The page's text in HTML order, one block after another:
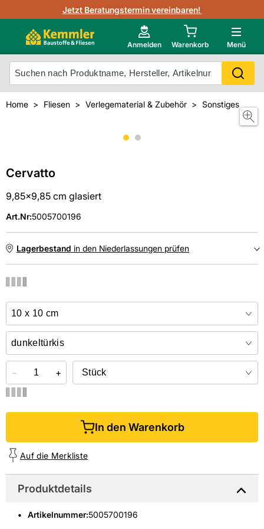
Jetzt Beratungstermin vereinbaren!
Anmelden Warenkorb Menü
3D-Raumvisualisierung
Kemmler-Partner
Ihr Fliesentyp
Fliesen-Kemmler AR-App
Highlight des Monats Fliesenserie Paladina
Gutjahr
Otto
Neu im Onlineshop?
Mein Konto
Home Fliesen Verlegematerial & Zubehör Sonstiges
Cervatto
9,85x9,85 cm glasiert
Art.Nr:5005700196
Lagerbestand in den Niederlassungen prüfen
Online kaufen &
− +
In den Warenkorb
Auf die Merkliste
Produktdetails
Artikelnummer:5005700196